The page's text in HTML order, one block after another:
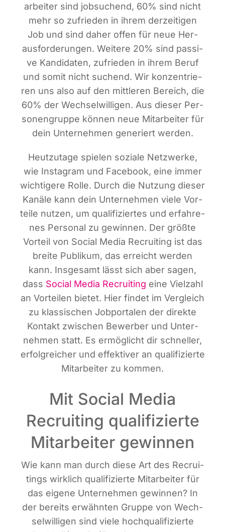
ar­bei­ter sind job­su­chend, 60% sind nicht
mehr so zufrie­den in ihrem der­zei­ti­gen
Job und sind daher offen für neue Her­
aus­for­de­run­gen. Wei­te­re 20% sind pas­si­
ve Kan­di­da­ten, zufrie­den in ihrem Beruf
und somit nicht suchend. Wir kon­zen­trie­
ren uns also auf den mitt­le­ren Bereich, die
60% der Wech­sel­wil­li­gen. Aus die­ser Per­
so­nen­grup­pe kön­nen neue Mit­ar­bei­ter für
dein Unter­neh­men gene­riert werden.
Heut­zu­ta­ge spie­len sozia­le Netz­wer­ke,
wie Insta­gram und Face­book, eine immer
wich­ti­ge­re Rol­le. Durch die Nut­zung die­ser
Kanä­le kann dein Unter­neh­men vie­le Vor­
tei­le nut­zen, um qua­li­fi­zier­tes und erfah­re­
nes Per­so­nal zu gewin­nen. Der größ­te
Vor­teil von Social Media Recrui­ting ist das
brei­te Publi­kum, das erreicht wer­den
kann. Ins­ge­samt lässt sich aber sagen,
dass Social Media Recrui­ting eine Viel­zahl
an Vor­tei­len bie­tet. Hier fin­det im Ver­gleich
zu klas­si­schen Job­por­ta­len der direk­te
Kon­takt zwi­schen Bewer­ber und Unter­
neh­men statt. Es ermög­licht dir schnel­ler,
erfolg­rei­cher und effek­ti­ver an qua­li­fi­zier­te
Mit­ar­bei­ter zu kommen.
Mit Social Media
Recruiting qualifizierte
Mitarbeiter gewinnen
Wie kann man durch die­se Art des Recrui­
tin­gs wirk­lich qua­li­fi­zier­te Mit­ar­bei­ter für
das eige­ne Unter­neh­men gewin­nen? In
der bereits erwähn­ten Grup­pe von Wech­
sel­wil­li­gen sind vie­le hoch­qua­li­fi­zier­te